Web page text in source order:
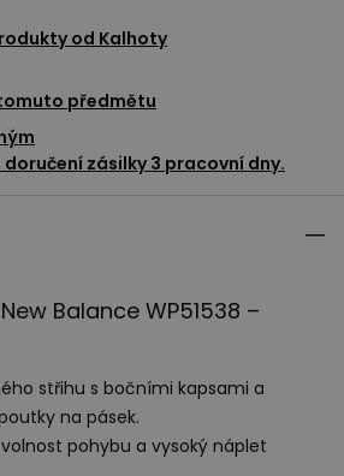
od Kalhoty
předmětu
zásilky 3 pracovní dny.
Balance WP51538 –
střihu s bočními kapsami a
na pásek.
pohybu a vysoký náplet